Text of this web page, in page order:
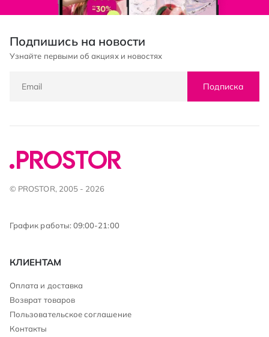
Подпишись на новости
Узнайте первыми об акциях и новостях
Подписка
© PROSTOR, 2005 - 2026
График работы: 09:00-21:00
КЛИЕНТАМ
Оплата и доставка
Возврат товаров
Пользовательское соглашение
Контакты